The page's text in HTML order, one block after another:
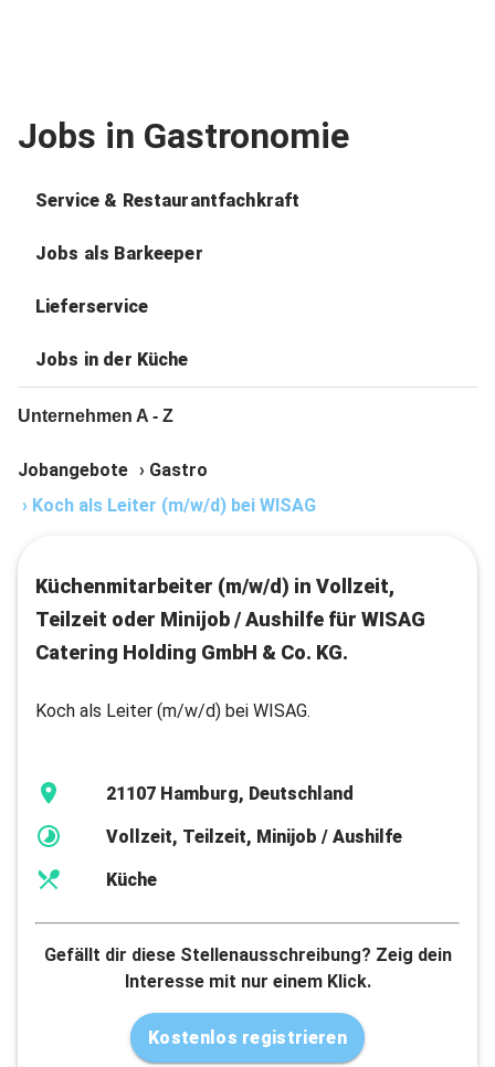
Jobs in Gastronomie
Service & Restaurantfachkraft
Jobs als Barkeeper
Lieferservice
Jobs in der Küche
Unternehmen A - Z
Jobangebote › Gastro
› Koch als Leiter (m/w/d) bei WISAG
Küchenmitarbeiter (m/w/d) in Vollzeit,
Teilzeit oder Minijob / Aushilfe für WISAG
Catering Holding GmbH & Co. KG.
Koch als Leiter (m/w/d) bei WISAG.
21107 Hamburg, Deutschland
Vollzeit, Teilzeit, Minijob / Aushilfe
Küche
Gefällt dir diese Stellenausschreibung? Zeig dein
Interesse mit nur einem Klick.
Kostenlos registrieren